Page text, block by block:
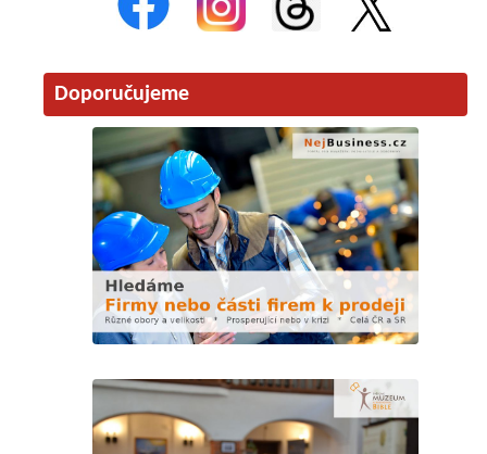
Doporučujeme